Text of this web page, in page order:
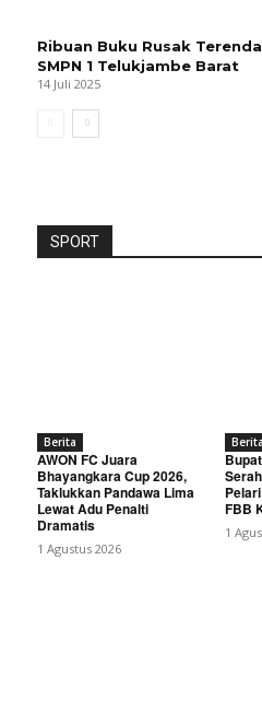
Ribuan Buku Rusak
SMPN 1 Telukjambe Barat
14 Juli 2025
SPORT
Berita
AWON FC Juara
Bhayangkara Cup 2026,
Taklukkan Pandawa Lima
Lewat Adu Penalti
Dramatis
1 Agustus 2026
Berita
FBB
1